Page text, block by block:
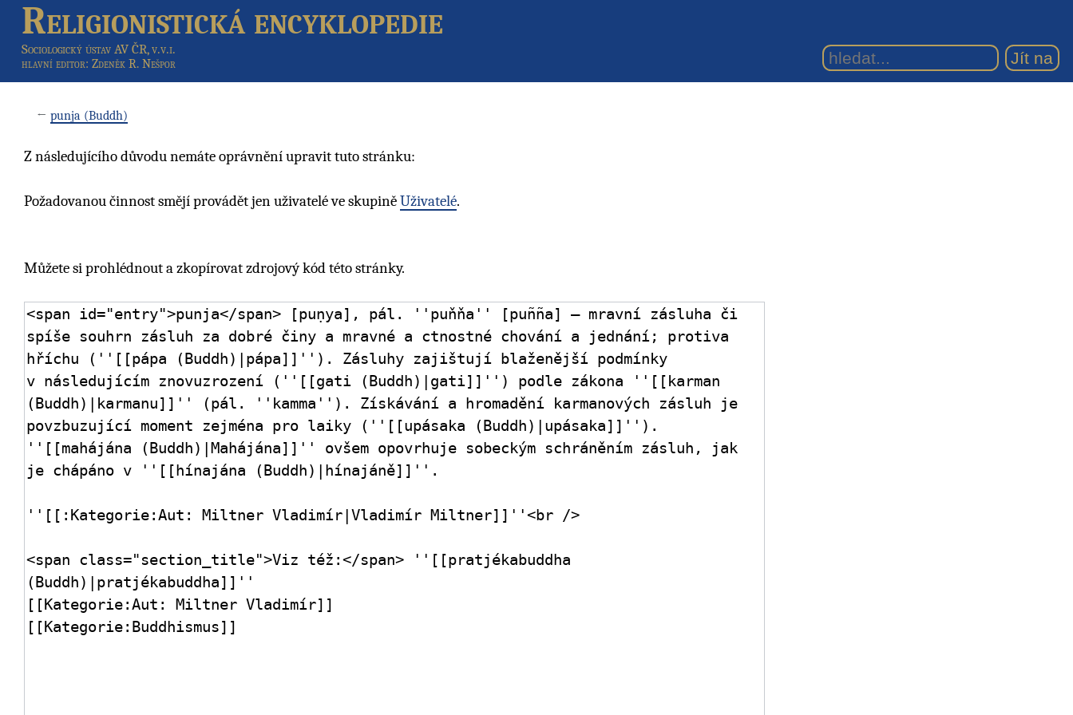
Religionistická encyklopedie
Sociologický ústav AV ČR, v.v.i.
hlavní editor: Zdeněk R. Nešpor
← punja (Buddh)
Z následujícího důvodu nemáte oprávnění upravit tuto stránku:
Požadovanou činnost smějí provádět jen uživatelé ve skupiněUživatelé.
Můžete si prohlédnout a zkopírovat zdrojový kód této stránky.